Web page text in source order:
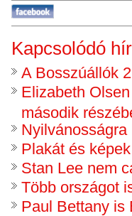
Kapcsolódó
A Bosszúállók
Elizabeth
második
Plakát és
Stan Lee nem
Több országot
Paul Bettany is